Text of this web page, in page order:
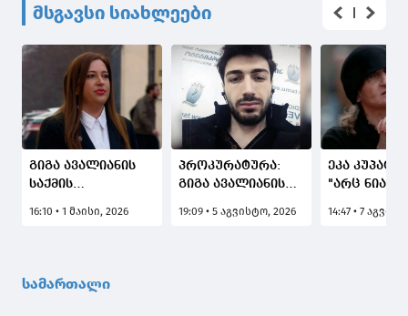
მსგავსი სიახლეები
გიგა ავალიანის
საქმის
სასამართლომ
მხარის
შუამდგომლობა
16:10 • 1 მაისი, 2026
პროკურატურა:
გიგა ავალიანის
საქმის ერთ-ერთი
19:09 • 5 აგვისტო, 2026
ეკა
"არც ნია
ანასტასია
14:47 • 7
სამართალი